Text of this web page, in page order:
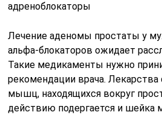
адреноблокаторы
Лечение аденомы простаты у
альфа-блокаторов ожидает
Такие медикаменты нужно
рекомендации врача.
мышц, находящихся вокруг
действию подергается и шейка